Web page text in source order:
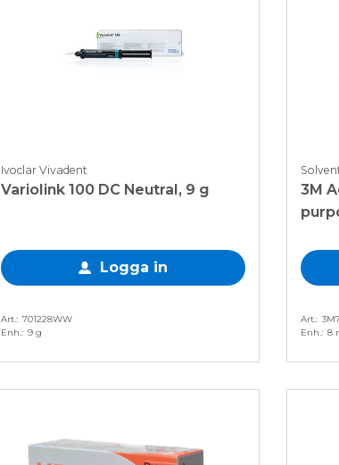
Ivoclar Vivadent
Variolink 100 DC Neutral, 9 g
Logga in
Art. 701228WW
Enh. 9 g
3M
Art.
Enh. 8